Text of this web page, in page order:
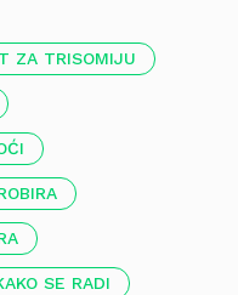
ZA TRISOMIJU
SE RADI